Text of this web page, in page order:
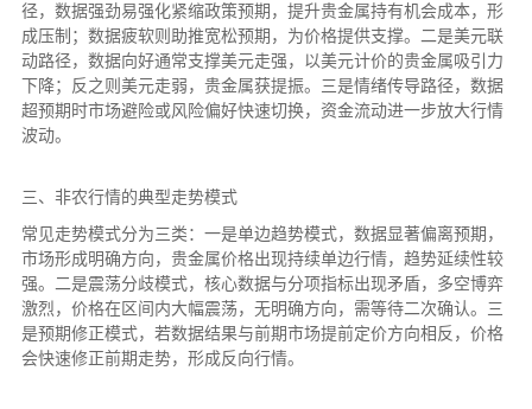
径，数据强劲易强化紧缩政策预期，提升贵金属持有机会成本，形
成压制；数据疲软则助推宽松预期，为价格提供支撑。二是美元联
动路径，数据向好通常支撑美元走强，以美元计价的贵金属吸引力
下降；反之则美元走弱，贵金属获提振。三是情绪传导路径，数据
超预期时市场避险或风险偏好快速切换，资金流动进一步放大行情
波动。
三、非农行情的典型走势模式
常见走势模式分为三类：一是单边趋势模式，数据显著偏离预期，
市场形成明确方向，贵金属价格出现持续单边行情，趋势延续性较
强。二是震荡分歧模式，核心数据与分项指标出现矛盾，多空博弈
激烈，价格在区间内大幅震荡，无明确方向，需等待二次确认。三
是预期修正模式，若数据结果与前期市场提前定价方向相反，价格
会快速修正前期走势，形成反向行情。